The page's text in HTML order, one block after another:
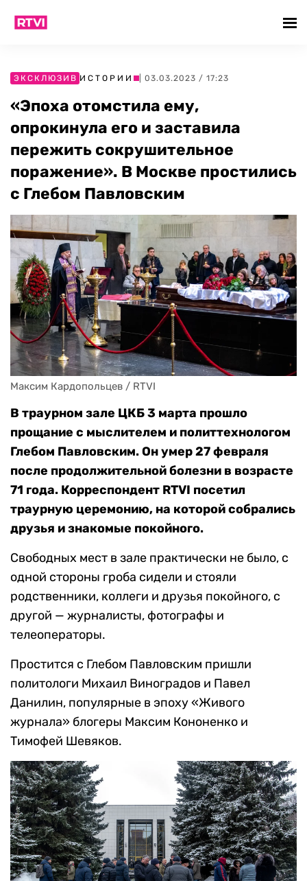
ЭКСКЛЮЗИВ ИСТОРИИ | 03.03.2023 / 17:23
«Эпоха отомстила ему,
опрокинула его и заставила
пережить сокрушительное
поражение». В Москве простились
с Глебом Павловским
Максим Кардопольцев / RTVI
В траурном зале ЦКБ 3 марта прошло
прощание с мыслителем и политтехнологом
Глебом Павловским. Он умер 27 февраля
после продолжительной болезни в возрасте
71 года. Корреспондент RTVI посетил
траурную церемонию, на которой собрались
друзья и знакомые покойного.
Свободных мест в зале практически не было, с
одной стороны гроба сидели и стояли
родственники, коллеги и друзья покойного, с
другой — журналисты, фотографы и
телеоператоры.
Простится с Глебом Павловским пришли
политологи Михаил Виноградов и Павел
Данилин, популярные в эпоху «Живого
журнала» блогеры Максим Кононенко и
Тимофей Шевяков.